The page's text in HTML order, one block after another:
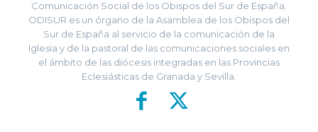
Comunicación Social de los Obispos del Sur de España.
ODISUR es un órgano de la Asamblea de los Obispos del
Sur de España al servicio de la comunicación de la
Iglesia y de la pastoral de las comunicaciones sociales en
el ámbito de las diócesis integradas en las Provincias
Eclesiásticas de Granada y Sevilla.